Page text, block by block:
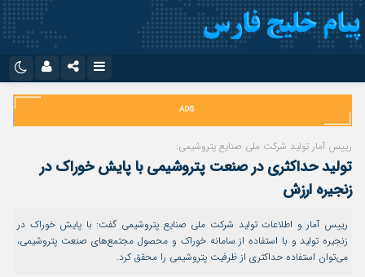
اینستاگرام
تلگرام
سروش
ایتا
آپارات
اپلیکیشن
نام کاربری یا نشانی ایمیل
رمز عبور
مرا به خاطر بسپار
رییس آمار تولید شرکت ملی صنایع پتروشیمی:
تولید حداکثری در صنعت پتروشیمی با پایش خوراک در
زنجیره ارزش
رییس آمار و اطلاعات تولید شرکت ملی صنایع پتروشیمی گفت: با پایش خوراک در
زنجیره تولید و با استفاده از سامانه خوراک و محصول مجتمع‌های صنعت پتروشیمی،
می‌توان استفاده حداکثری از ظرفیت پتروشیمی را محقق کرد.